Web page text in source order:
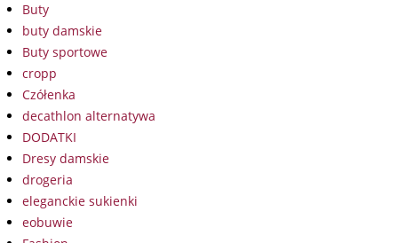
Buty
buty damskie
Buty sportowe
cropp
Czółenka
decathlon alternatywa
DODATKI
Dresy damskie
drogeria
eleganckie sukienki
eobuwie